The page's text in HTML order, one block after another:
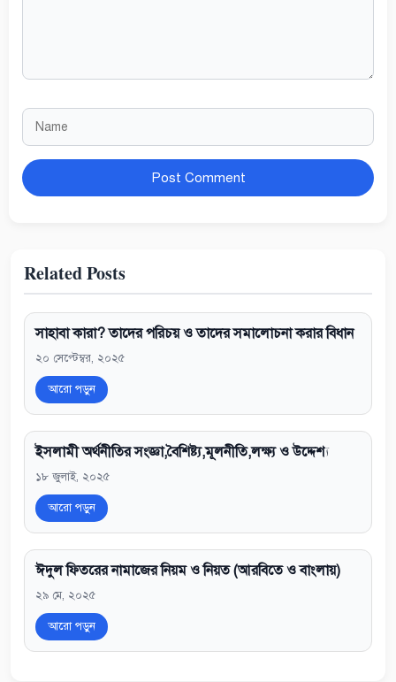
Name
Website
Related Posts
সাহাবা কারা? তাদের পরিচয় ও তাদের সমালোচনা করার বিধান
২০ সেপ্টেম্বর, ২০২৫
আরো পড়ুন
ইসলামী অর্থনীতির সংজ্ঞা,বৈশিষ্ট্য,মূলনীতি,লক্ষ্য ও উদ্দেশ্য
১৮ জুলাই, ২০২৫
আরো পড়ুন
ঈদুল ফিতরের নামাজের নিয়ম ও নিয়ত (আরবিতে ও বাংলায়)
২৯ মে, ২০২৫
আরো পড়ুন